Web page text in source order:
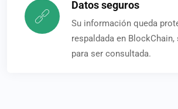
Datos seguros
Su información queda
respaldada en
para ser consultada.